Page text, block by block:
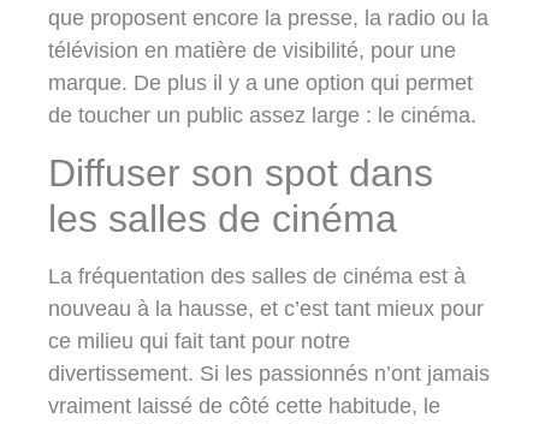
que proposent encore la presse, la radio ou la
télévision en matière de visibilité, pour une
marque. De plus il y a une option qui permet
de toucher un public assez large : le cinéma.
Diffuser son spot dans
les salles de cinéma
La fréquentation des salles de cinéma est à
nouveau à la hausse, et c’est tant mieux pour
ce milieu qui fait tant pour notre
divertissement. Si les passionnés n’ont jamais
vraiment laissé de côté cette habitude, le